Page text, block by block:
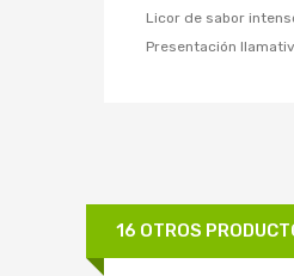
Licor de sabor
Presentación
16 OTROS